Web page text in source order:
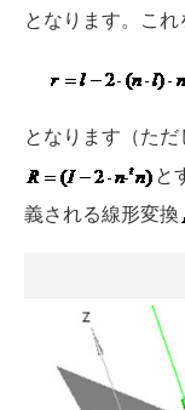
となります。これ
となります（ただ
と
義される線形変換